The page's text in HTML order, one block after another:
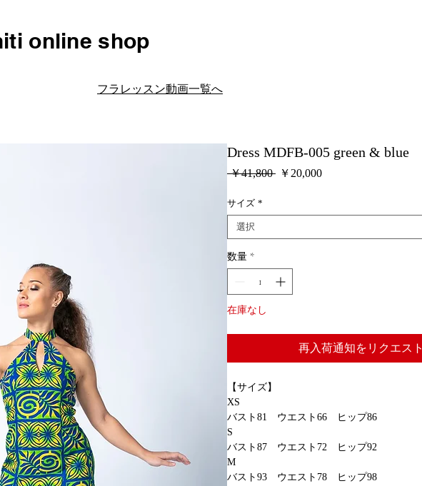
online shop
フラレッスン動画一覧へ
Dress MDFB-005 green & blue
￥41,800 通
格
￥20,000セ
価
サイズ *
選択
数量 *
在庫なし
再入荷通知をリクエスト
【サイズ】
XS
バスト81 ウエスト66 ヒップ86
S
バスト87 ウエスト72 ヒップ92
M
バスト93 ウエスト78 ヒップ98